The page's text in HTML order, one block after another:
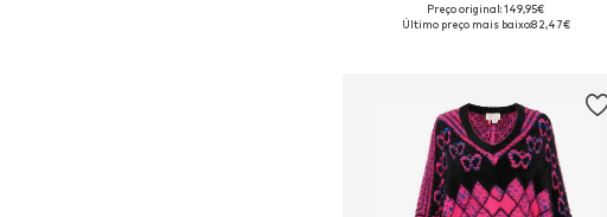
Tamanhos disponíveis: XS-S, M-L, XL-XXL
Preço original: 149,95€
Último preço mais baixo:82,47€